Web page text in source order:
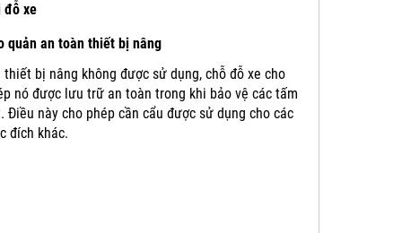
đỗ xe
quản an toàn thiết bị nâng
thiết bị nâng không được sử dụng, chỗ đỗ xe cho
nó được lưu trữ an toàn trong khi bảo vệ các tấm
Điều này cho phép cần cẩu được sử dụng cho các
đích khác.